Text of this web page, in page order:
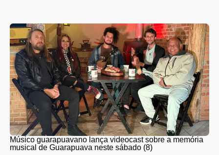
Músico guarapuavano lança videocast sobre a memória
musical de Guarapuava neste sábado (8)